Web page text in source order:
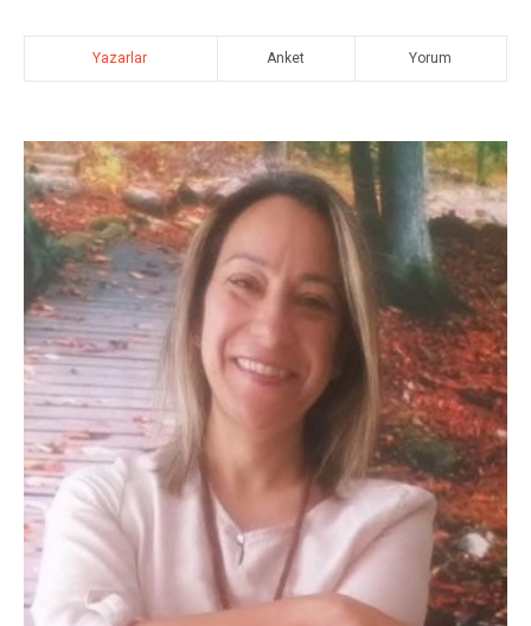
Yazarlar Anket Yorum